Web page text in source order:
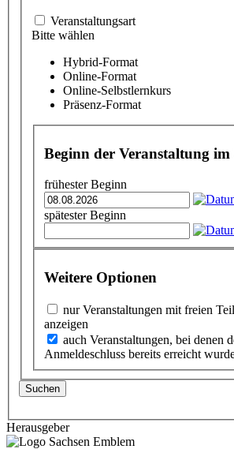
Veranstaltungsart
Bitte wählen
Hybrid-Format
Online-Format
Online-Selbstlernkurs
Präsenz-Format
Beginn der Veranstaltung
frühester Beginn
spätester Beginn
Weitere Optionen
nur Veranstaltungen mit freien
anzeigen
auch Veranstaltungen, bei denen
Anmeldeschluss bereits erreicht
Suchen
Herausgeber